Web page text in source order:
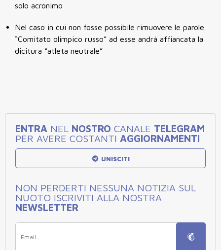
solo acronimo
Nel caso in cui non fosse possibile rimuovere le parole
“Comitato olimpico russo” ad esse andrà affiancata la
dicitura “atleta neutrale”
ENTRA NEL NOSTRO CANALE TELEGRAM
PER AVERE COSTANTI AGGIORNAMENTI
UNISCITI
NON PERDERTI NESSUNA NOTIZIA SUL
NUOTO ISCRIVITI ALLA NOSTRA
NEWSLETTER